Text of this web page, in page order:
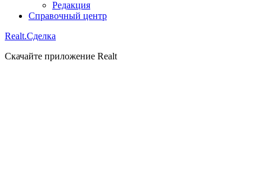
Редакция
Справочный центр
Realt.Сделка
Скачайте приложение Realt